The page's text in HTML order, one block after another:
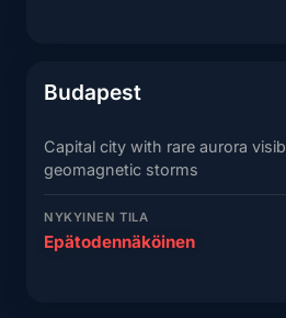
Budapest
Capital city with rare aurora
geomagnetic storms
NYKYINEN TILA
Epätodennäköinen